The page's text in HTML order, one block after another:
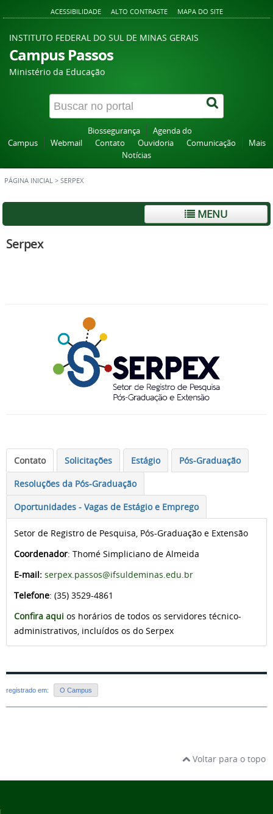
ACESSIBILIDADE ALTO CONTRASTE MAPA DO SITE
INSTITUTO FEDERAL DO SUL DE MINAS GERAIS
Campus Passos
Ministério da Educação
Biossegurança
Agenda do
Campus
Webmail Contato Ouvidoria Comunicação
Mais
Notícias
PÁGINA INICIAL > SERPEX
MENU
Serpex
Contato Solicitações Estágio
Pós-Graduação
Resoluções da Pós-Graduação
Oportunidades - Vagas de Estágio e Emprego
Setor de Registro de Pesquisa, Pós-Graduação e Extensão
Coordenador: Thomé Simpliciano de Almeida
E-mail: serpex.passos@ifsuldeminas.edu.br
Telefone: (35) 3529-4861
Confira aqui os horários de todos os servidores técnico-
administrativos, incluídos os do Serpex
registrado em: O Campus
Voltar para o topo